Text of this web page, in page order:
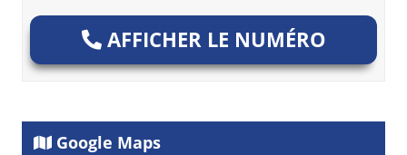
AFFICHER LE NUMÉRO
Google Maps